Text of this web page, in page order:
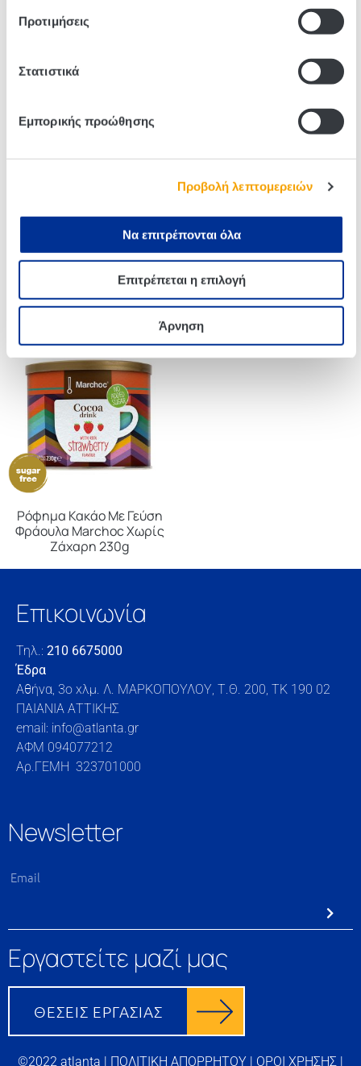
Προτιμήσεις
Στατιστικά
Εμπορικής προώθησης
Προβολή λεπτομερειών
Να επιτρέπονται όλα
Επιτρέπεται η επιλογή
Άρνηση
Twinings Earl Grey 20g (10
Twinings English Breakfast
Ρόφημα Κακάο Με Γεύση
Φράουλα Marchoc Χωρίς
Ζάχαρη 230g
Επικοινωνία
Τηλ.: 210 6675000
Έδρα
Αθήνα, 3o xλμ. Λ. ΜΑΡΚΟΠΟΥΛΟΥ, Τ.Θ. 200, TK 190 02
ΠΑΙΑΝΙΑ ΑΤΤΙΚΗΣ
email: info@atlanta.gr
ΑΦΜ 094077212
Αρ.ΓΕΜΗ 323701000
Newsletter
Εργαστείτε μαζί μας
©2022 atlanta | ΠΟΛΙΤΙΚΗ ΑΠΟΡΡΗΤΟΥ | ΟΡΟΙ ΧΡΗΣΗΣ |